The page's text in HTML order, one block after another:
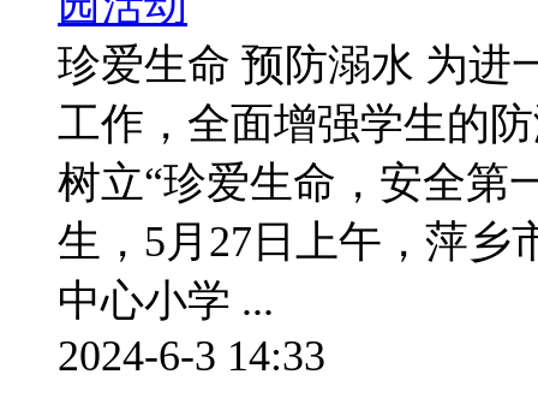
珍爱生命 预防溺水 为进
工作，全面增强学生的
树立“珍爱生命，安全第
生，5月27日上午，萍乡
中心小学 ...
2024-6-3 14:33